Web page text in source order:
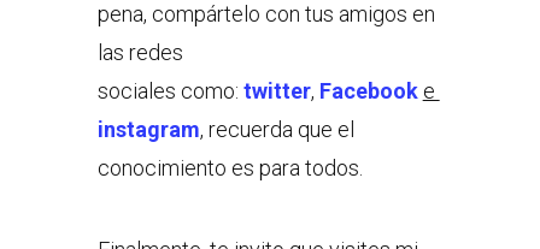
pena, compártelo con tus amigos en
las redes
sociales como: twitter, Facebook e
instagram, recuerda que el
conocimiento es para todos.